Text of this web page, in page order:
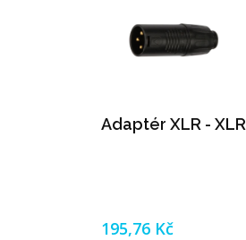
Adaptér XLR - XLR
195,76 Kč